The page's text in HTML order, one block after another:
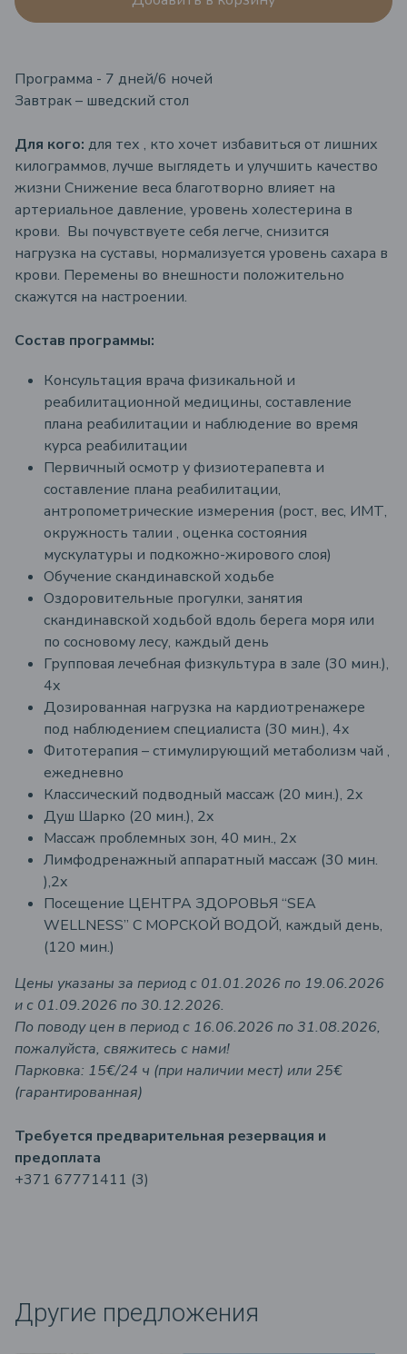
Программa - 7 дней/6 ночей
Завтрак – шведский стол
Для кого: для тех , кто хочет избавиться от лишних
килограммов, лучше выглядеть и улучшить качество
жизни Снижение веса благотворно влияет на
артериальное давление, уровень холестерина в
крови. Вы почувствуете себя легче, снизится
нагрузка на суставы, нормализуется уровень сахара в
крови. Перемены во внешности положительно
скажутся на настроении.
Состав программы:
Консультация врача физикальной и
реабилитационной медицины, составление
плана реабилитации и наблюдение во время
курса реабилитации
Первичный осмотр у физиотерапевта и
составление плана реабилитации,
антропометрические измерения (рост, вес, ИМТ,
окружность талии , оценка состояния
мускулатуры и подкожно-жирового слоя)
Обучение скандинавской ходьбе
Оздоровительные прогулки, занятия
скандинавской ходьбой вдоль берега моря или
по сосновому лесу, каждый день
Групповая лечебная физкультура в зале (30 мин.),
4x
Дозированная нагрузка на кардиотренажере
под наблюдением специалиста (30 мин.), 4x
Фитотерапия – стимулирующий метаболизм чай ​​,
ежедневно
Классический подводный массаж (20 мин.), 2x
Душ Шарко (20 мин.), 2x
Массаж проблемных зон, 40 мин., 2x
Лимфодренажный аппаратный массаж (30 мин.
),2x
Посещение ЦЕНТРА ЗДОРОВЬЯ “SEA
WELLNESS” С МОРСКОЙ ВОДОЙ, каждый день,
(120 мин.)
Цены указаны за период с 01.01.2026 по 19.06.2026
и с 01.09.2026 по 30.12.2026.
По поводу цен в период с 16.06.2026 по 31.08.2026,
пожалуйста, свяжитесь с нами!
Парковка: 15€/24 ч (при наличии мест) или 25€
(гарантированная)
Требуется предварительная резервация и
предоплата
+371 67771411 (3)
Другие предложения